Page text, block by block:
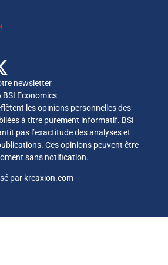
newsletter
Economics
les opinions personnelles des
à titre purement informatif. BSI
pas l’exactitude des analyses et
Ces opinions peuvent être
sans notification.
par kreaxion.com —